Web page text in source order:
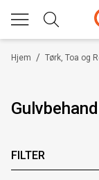
/
Hjem Tørk, Toa og
FILTER